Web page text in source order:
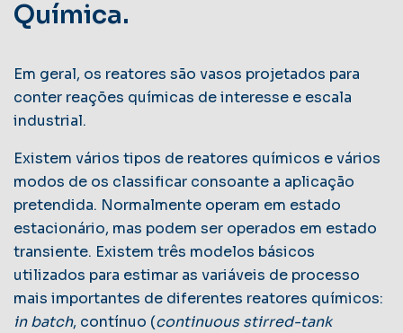
Química.
Em geral, os reatores são vasos projetados para
conter reações químicas de interesse e escala
industrial.
Existem vários tipos de reatores químicos e vários
modos de os classificar consoante a aplicação
pretendida. Normalmente operam em estado
estacionário, mas podem ser operados em estado
transiente. Existem três modelos básicos
utilizados para estimar as variáveis de processo
mais importantes de diferentes reatores químicos:
in batch, contínuo (continuous stirred-tank